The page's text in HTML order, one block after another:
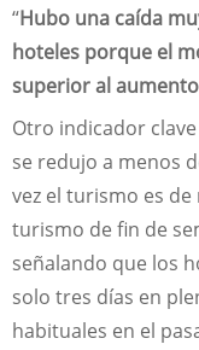
“Hubo una caída
hoteles porque el
superior al
Otro indicador
se redujo a menos
vez el turismo es
turismo de fin de
señalando que los
solo tres días en
habituales en el